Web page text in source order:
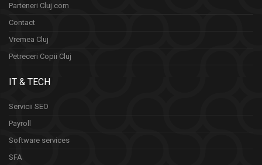
Parteneri Cluj.com
Contact
Vremea Cluj
Petreceri Copii Cluj
IT & TECH
Servicii SEO
Payroll
Software services
SFA